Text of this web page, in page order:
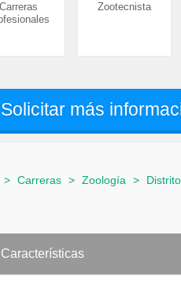
Carreras
Zootecnista
Solicitar más
> Carreras > Zoología >
Características